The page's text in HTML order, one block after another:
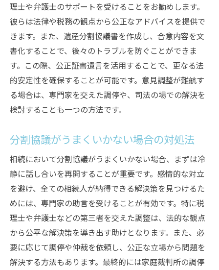
理士や弁護士のサポートを受けることをお勧めします。
彼らは法律や税務の観点から公正なアドバイスを提供で
きます。また、遺産分割協議書を作成し、合意内容を文
書化することで、後々のトラブルを防ぐことができま
す。この際、公正証書遺言を活用することで、更なる法
的安定性を確保することが可能です。意見調整が難航す
る場合は、専門家を交えた調停や、司法の場での解決を
検討することも一つの方法です。
分割協議がうまくいかない場合の対処法
相続において分割協議がうまくいかない場合、まずは冷
静に話し合いを再開することが重要です。感情的な対立
を避け、全ての相続人が納得できる解決策を見つけるた
めには、専門家の助言を受けることが有効です。特に税
理士や弁護士などの第三者を交えた調整は、法的な観点
から公平な解決策を導き出す助けとなります。また、必
要に応じて調停や仲裁を依頼し、公正な立場から問題を
解決する方法もあります。最終的には家庭裁判所の調停